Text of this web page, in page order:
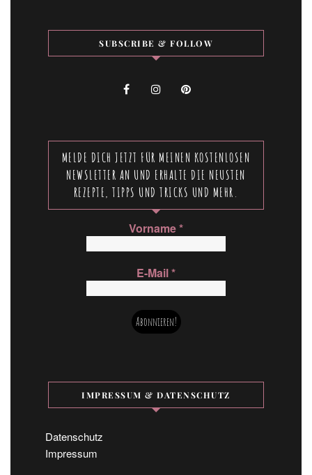
SUBSCRIBE & FOLLOW
MELDE DICH JETZT FÜR MEINEN KOSTENLOSEN
NEWSLETTER AN UND ERHALTE DIE NEUSTEN
REZEPTE, TIPPS UND TRICKS UND MEHR.
Vorname*
E-Mail*
IMPRESSUM & DATENSCHUTZ
Datenschutz
Impressum